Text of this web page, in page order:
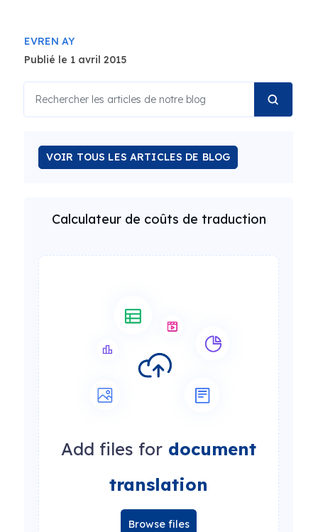
EVREN AY
Publié le 1 avril 2015
VOIR TOUS LES ARTICLES DE BLOG
Calculateur de coûts de traduction
Add files for document
translation
Browse files